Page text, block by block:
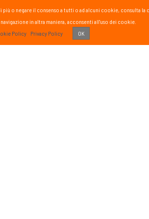
o negare il consenso a tutti o ad alcuni cookie, consulta
in altra maniera, acconsenti all'uso dei cookie.
Policy
Privacy Policy OK